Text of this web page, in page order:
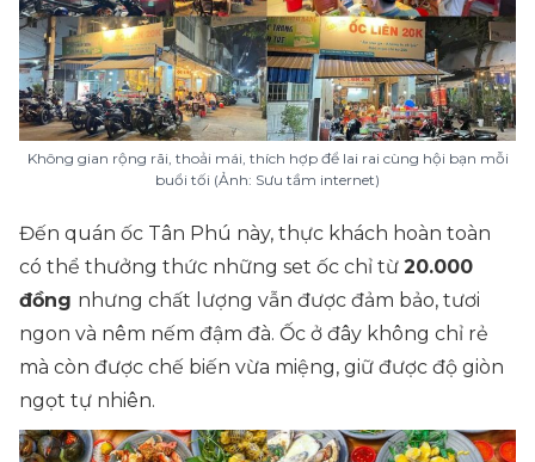
Không gian rộng rãi, thoải mái, thích hợp để lai rai cùng hội bạn mỗi
buổi tối (Ảnh: Sưu tầm internet)
Đến quán ốc Tân Phú này, thực khách hoàn toàn
có thể thưởng thức những set ốc chỉ từ 20.000
đồng nhưng chất lượng vẫn được đảm bảo, tươi
ngon và nêm nếm đậm đà. Ốc ở đây không chỉ rẻ
mà còn được chế biến vừa miệng, giữ được độ giòn
ngọt tự nhiên.